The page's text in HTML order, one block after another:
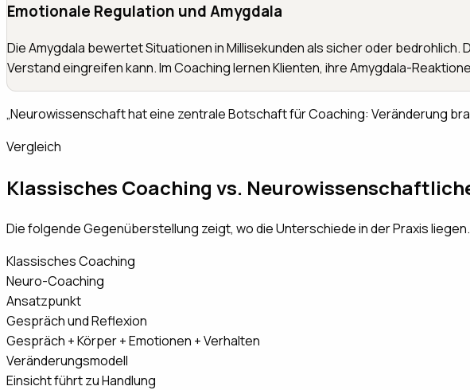
Emotionale Regulation und Amygdala
Die Amygdala bewertet Situationen in Millisekunden als sicher oder
Verstand eingreifen kann. Im Coaching lernen Klienten, ihre Amygdala-
„Neurowissenschaft hat eine zentrale Botschaft für Coaching: Veränderung
Vergleich
Klassisches Coaching vs.
Die folgende Gegenüberstellung zeigt, wo die Unterschiede in der Praxis liegen.
Klassisches Coaching
Neuro-Coaching
Ansatzpunkt
Gespräch und Reflexion
Gespräch + Körper + Emotionen + Verhalten
Veränderungsmodell
Einsicht führt zu Handlung